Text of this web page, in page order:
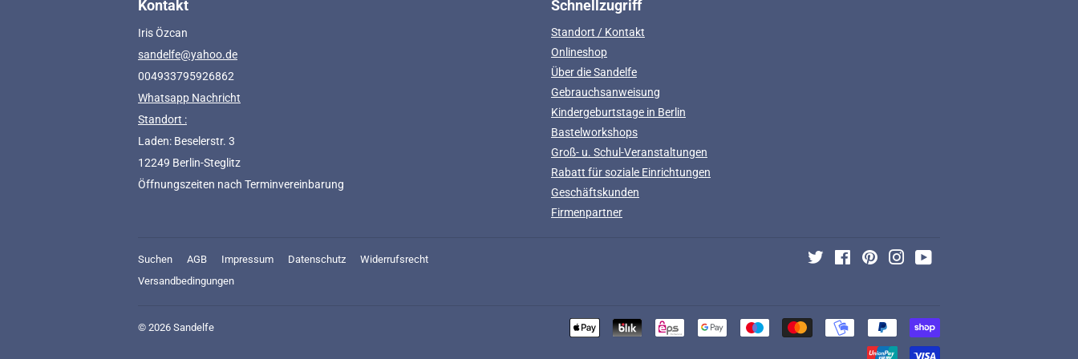
Kontakt
Iris Özcan
sandelfe@yahoo.de
004933795926862
Whatsapp Nachricht
Standort :
Laden: Beselerstr. 3
12249 Berlin-Steglitz
Öffnungszeiten nach Terminvereinbarung
Schnellzugriff
Standort / Kontakt
Onlineshop
Über die Sandelfe
Gebrauchsanweisung
Kindergeburtstage in Berlin
Bastelworkshops
Groß- u. Schul-Veranstaltungen
Rabatt für soziale Einrichtungen
Geschäftskunden
Firmenpartner
Suchen AGB Impressum Datenschutz
Widerrufsrecht
Versandbedingungen
Twitter FacebookPinterestInstagram
© 2026 Sandelfe